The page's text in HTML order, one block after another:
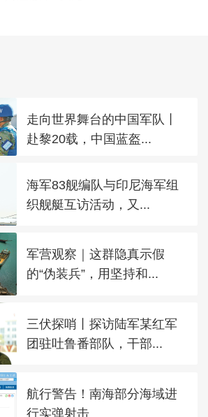
走向世界舞台的中国军队丨
赴黎20载，中国蓝盔...
海军83舰编队与印尼海军组
织舰艇互访活动，又...
军营观察｜这群隐真示假
的“伪装兵”，用坚持和...
三伏探哨丨探访陆军某红军
团驻吐鲁番部队，干部...
航行警告！南海部分海域进
行实弹射击